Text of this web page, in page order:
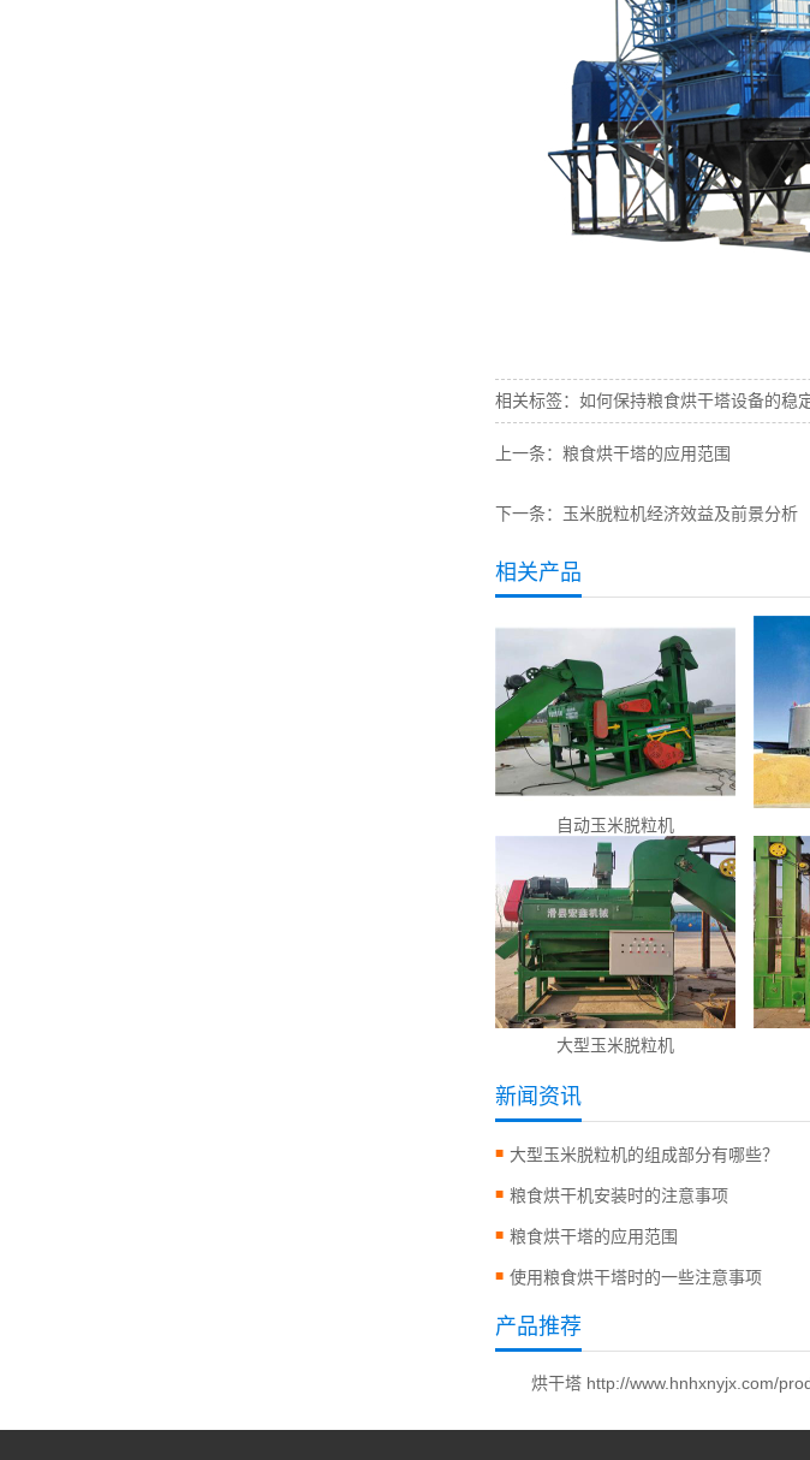
相关标签： 如何保持粮食烘干塔设备的稳
上一条： 粮食烘干塔的应用范围
下一条： 玉米脱粒机经济效益及前景分析
相关产品
自动玉米脱粒机
大型玉米脱粒机
新闻资讯
大型玉米脱粒机的组成部分有哪些？
粮食烘干机安装时的注意事项
粮食烘干塔的应用范围
使用粮食烘干塔时的一些注意事项
产品推荐
烘干塔 http://www.hnhxnyjx.com/